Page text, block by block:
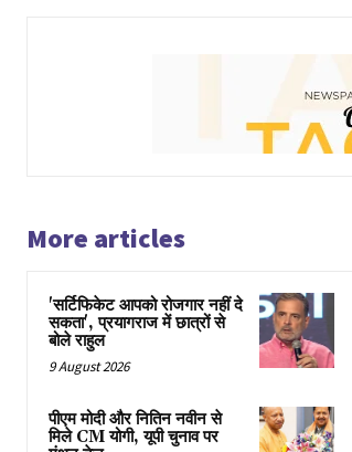
More articles
'सर्टिफिकेट आपको रोजगार नहीं दे
सकता', प्रयागराज में छात्रों से
बोले राहुल
9 August 2026
पीएम मोदी और नितिन नवीन से
मिले CM योगी, यूपी चुनाव पर